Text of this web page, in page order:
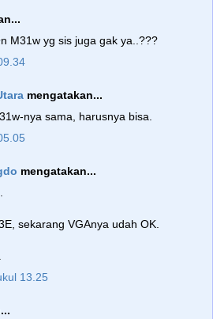
M31w yg sis juga gak ya..???
mengatakan...
nya sama, harusnya bisa.
mengatakan...
sekarang VGAnya udah OK.
13.25